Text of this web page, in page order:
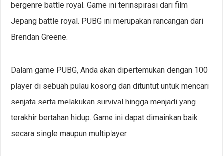
bergenre battle royal. Game ini terinspirasi dari film
Jepang battle royal. PUBG ini merupakan rancangan dari
Brendan Greene.
Dalam game PUBG, Anda akan dipertemukan dengan 100
player di sebuah pulau kosong dan dituntut untuk mencari
senjata serta melakukan survival hingga menjadi yang
terakhir bertahan hidup. Game ini dapat dimainkan baik
secara single maupun multiplayer.